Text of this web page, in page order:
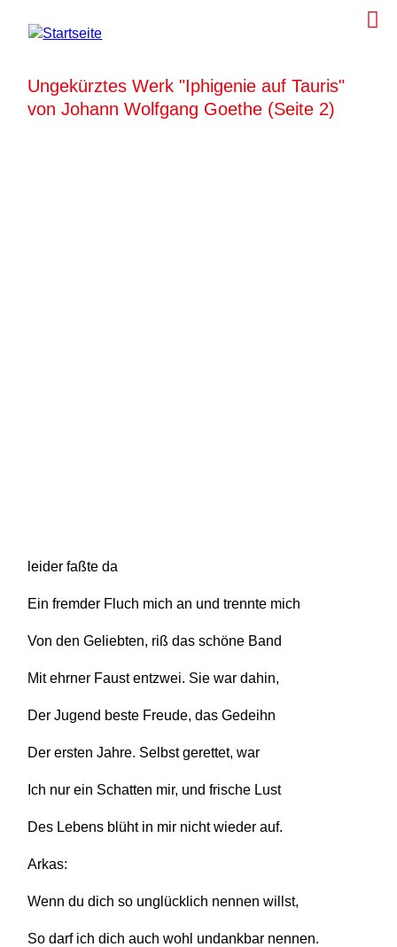
Ungekürztes Werk "Iphigenie auf Tauris"
von Johann Wolfgang Goethe (Seite 2)
leider faßte da
Ein fremder Fluch mich an und trennte mich
Von den Geliebten, riß das schöne Band
Mit ehrner Faust entzwei. Sie war dahin,
Der Jugend beste Freude, das Gedeihn
Der ersten Jahre. Selbst gerettet, war
Ich nur ein Schatten mir, und frische Lust
Des Lebens blüht in mir nicht wieder auf.
Arkas:
Wenn du dich so unglücklich nennen willst,
So darf ich dich auch wohl undankbar nennen.